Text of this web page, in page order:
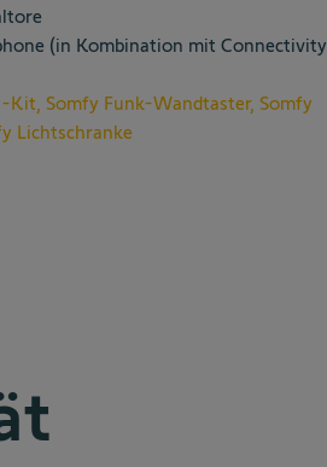
(in Kombination mit Connectivity
Kit Somfy Funk-Wandtaster, Somfy
Lichtschranke